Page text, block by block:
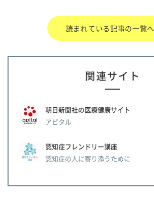
読まれている記事の一覧へ
関連サイト
朝日新聞社の医療健康サイト
アピタル
認知症フレンドリー講座
認知症の人に寄り添うために